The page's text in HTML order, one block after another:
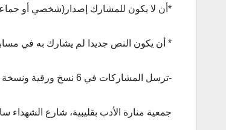
*أن لا يكون للمشارك إصدار(شخصي أو
* أن يكون النص جديدا لم يشارك به في
-ترسل المشاركات في 6 نسخ ورقية ونسخة إلكترونية إلى العنوان التالي
جمعية منارة الأدب بقليبية، شارع الشهداء ساحة